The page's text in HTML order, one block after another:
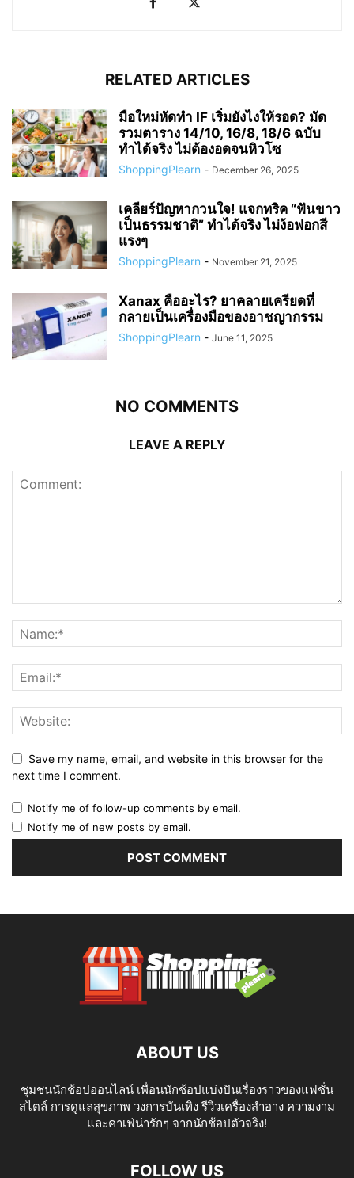
RELATED ARTICLES
มือใหม่หัดทำ IF เริ่มยังไงให้รอด? มัด
รวมตาราง 14/10, 16/8, 18/6 ฉบับ
ทำได้จริง ไม่ต้องอดจนหิวโซ
ShoppingPlearn - December 26, 2025
เคลียร์ปัญหากวนใจ! แจกทริค “ฟันขาว
เป็นธรรมชาติ” ทำได้จริง ไม่ง้อฟอกสี
แรงๆ
ShoppingPlearn - November 21, 2025
Xanax คืออะไร? ยาคลายเครียดที่
กลายเป็นเครื่องมือของอาชญากรรม
ShoppingPlearn - June 11, 2025
NO COMMENTS
LEAVE A REPLY
Save my name, email, and website in this browser for the
next time I comment.
Notify me of follow-up comments by email.
Notify me of new posts by email.
ABOUT US
ชุมชนนักช้อปออนไลน์ เพื่อนนักช้อปแบ่งปันเรื่องราวของแฟชั่น
สไตล์ การดูแลสุขภาพ วงการบันเทิง รีวิวเครื่องสำอาง ความงาม
และคาเฟ่น่ารักๆ จากนักช้อปตัวจริง!
FOLLOW US